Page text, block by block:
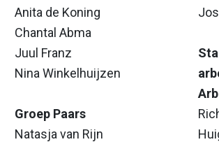
Anita de Koning
Chantal Abma
Juul Franz
Nina Winkelhuijzen
Groep Paars
Natasja van Rijn